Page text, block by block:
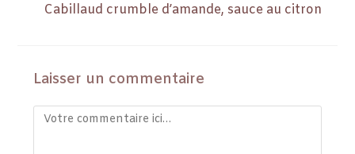
Cabillaud crumble d’amande, sauce au citron
Laisser un commentaire